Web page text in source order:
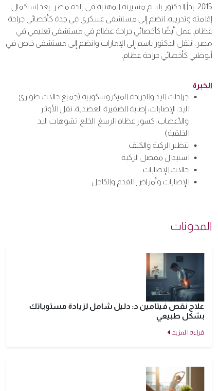
2015. بدأ الدكتور باسم مسيرته المهنية في بلده مصر. بعد استكمال
إقامته وتدريبه، انضم إلى مستشفى عسكري في جدة كأخصائي جراحة
عظام. عمل أيضًا كأخصائي جراحة عظام في مستشفى تعليمي في
مصر. انتقل الدكتور باسم إلى الإمارات وانضم إلى مستشفى خاص في
أبوظبي كأخصائي جراحة عظام.
الخبرة
جراحات اليد والجراحة الميكروسكوبية (جميع حالات طوارئ
اليد، الإصابات، إصابة الضفيرة العضدية، نقل الأوتار
والأعصاب، كسور عظام الرسغ، الخلع، تشوهات اليد
الخلقية)
تنظير الركبة والكتف
استبدال مفصل الركبة
حالات الإصابات
الإصابات وأمراض القدم والكاحل
المدونات
علاج نقص فيتامين د: دليل شامل لزيادة مستوياتك
بشكل طبيعي
قراءة المزيد